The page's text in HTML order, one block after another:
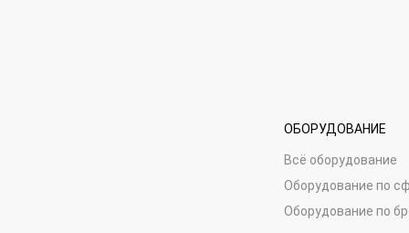
ОБОРУДОВАНИЕ
Всё оборудование
Оборудование по
Оборудование по